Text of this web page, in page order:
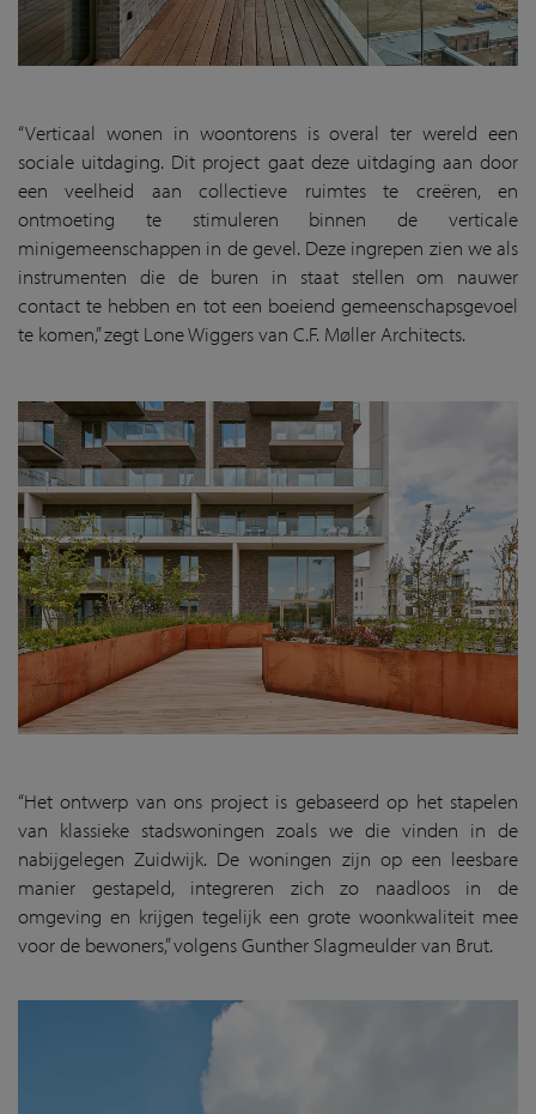
“Verticaal wonen in woontorens is overal ter wereld een
sociale uitdaging. Dit project gaat deze uitdaging aan door
een veelheid aan collectieve ruimtes te creëren, en
ontmoeting te stimuleren binnen de verticale
minigemeenschappen in de gevel. Deze ingrepen zien we als
instrumenten die de buren in staat stellen om nauwer
contact te hebben en tot een boeiend gemeenschapsgevoel
te komen,” zegt Lone Wiggers van C.F. Møller Architects.
“Het ontwerp van ons project is gebaseerd op het stapelen
van klassieke stadswoningen zoals we die vinden in de
nabijgelegen Zuidwijk. De woningen zijn op een leesbare
manier gestapeld, integreren zich zo naadloos in de
omgeving en krijgen tegelijk een grote woonkwaliteit mee
voor de bewoners,” volgens Gunther Slagmeulder van Brut.